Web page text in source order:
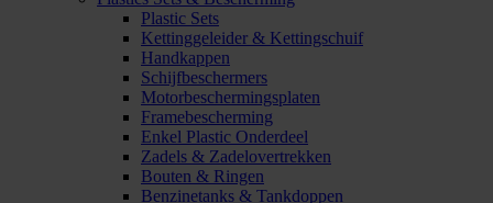
Plastic Sets
Kettinggeleider & Kettingschuif
Handkappen
Schijfbeschermers
Motorbeschermingsplaten
Framebescherming
Enkel Plastic Onderdeel
Zadels & Zadelovertrekken
Bouten & Ringen
Benzinetanks & Tankdoppen